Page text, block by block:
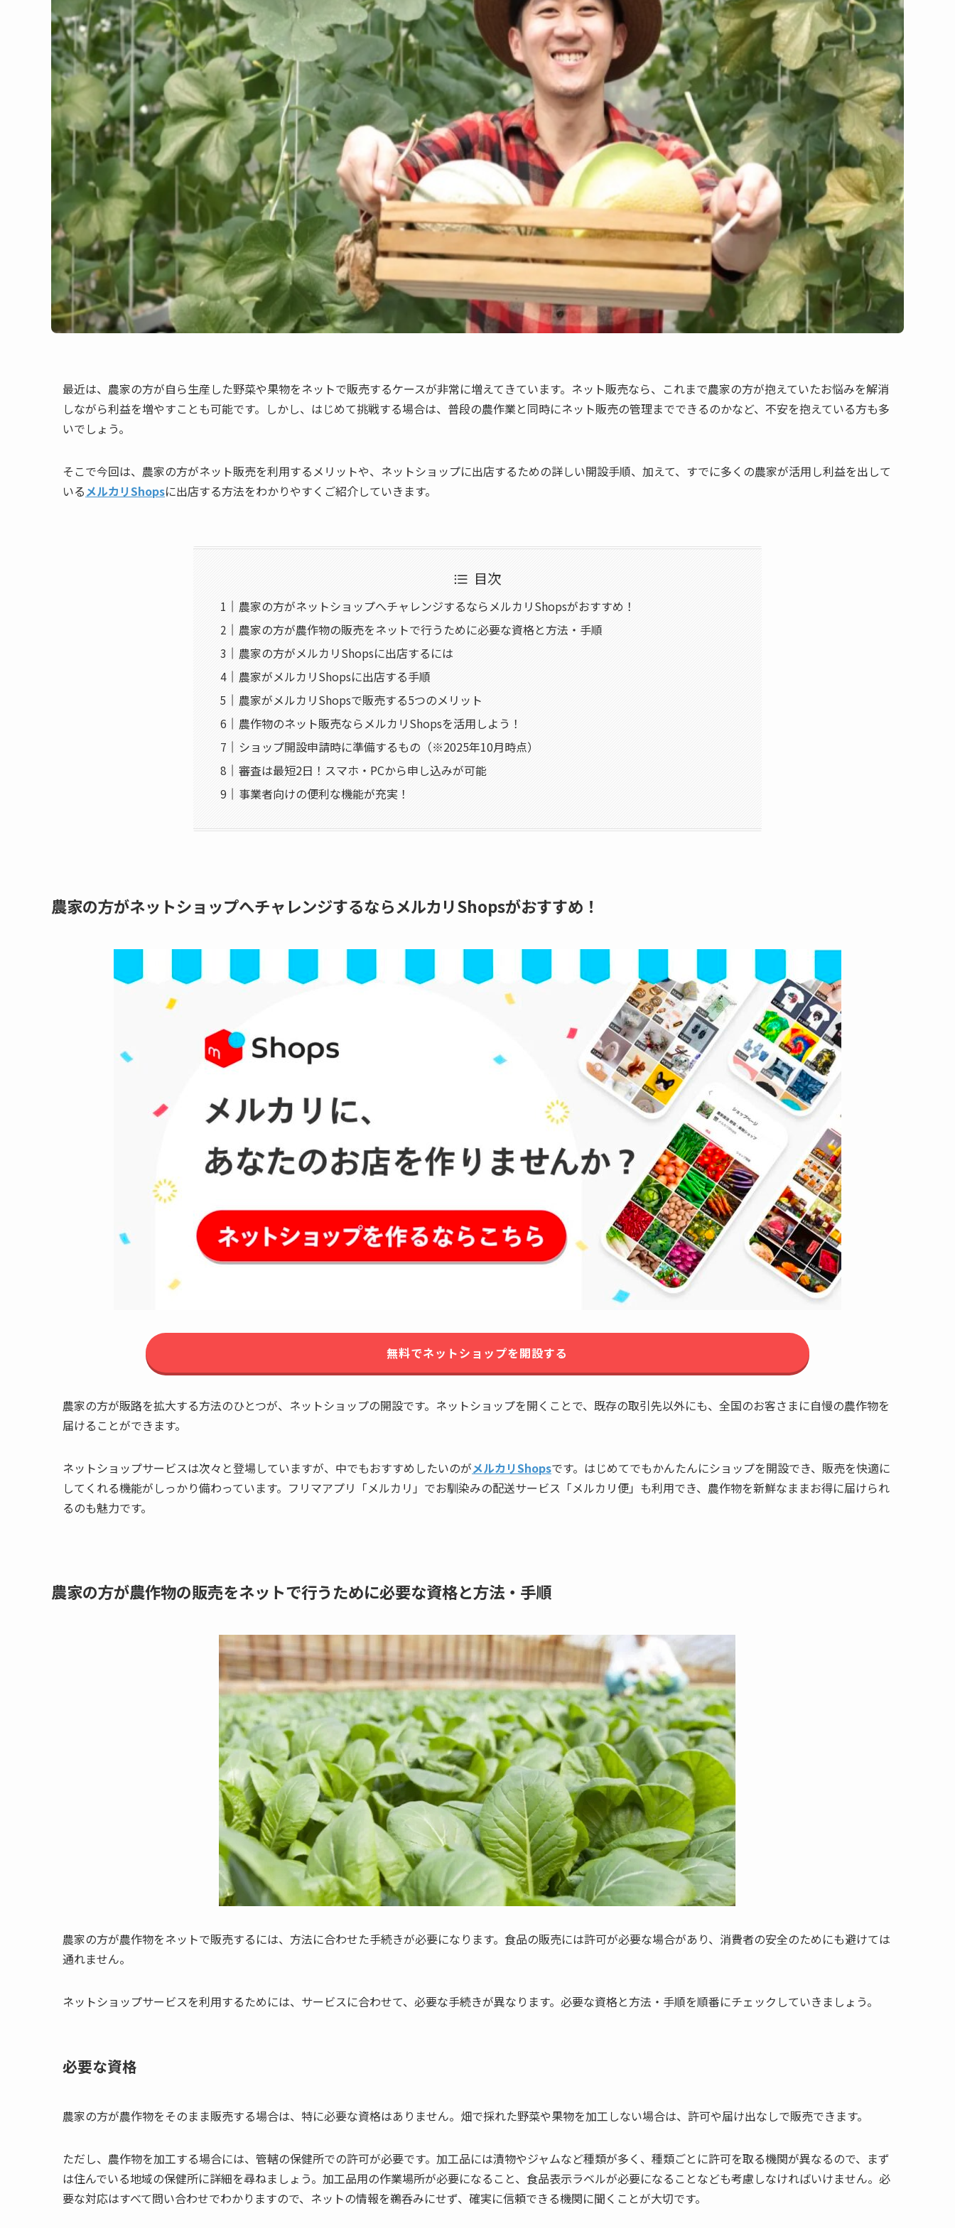
最近は、農家の方が自ら生産した野菜や果物をネットで販売するケースが非常に増えてきています。ネット販売なら、これまで農家の方が抱えていたお悩みを解消
しながら利益を増やすことも可能です。しかし、はじめて挑戦する場合は、普段の農作業と同時にネット販売の管理までできるのかなど、不安を抱えている方も多
いでしょう。
そこで今回は、農家の方がネット販売を利用するメリットや、ネットショップに出店するための詳しい開設手順、加えて、すでに多くの農家が活用し利益を出して
いるメルカリShopsに出店する方法をわかりやすくご紹介していきます。
目次
農家の方がネットショップへチャレンジするならメルカリShopsがおすすめ！
農家の方が農作物の販売をネットで行うために必要な資格と方法・手順
農家の方がメルカリShopsに出店するには
農家がメルカリShopsに出店する手順
農家がメルカリShopsで販売する5つのメリット
農作物のネット販売ならメルカリShopsを活用しよう！
ショップ開設申請時に準備するもの（※2025年10月時点）
審査は最短2日！スマホ・PCから申し込みが可能
事業者向けの便利な機能が充実！
農家の方がネットショップへチャレンジするならメルカリShopsがおすすめ！
無料でネットショップを開設する
農家の方が販路を拡大する方法のひとつが、ネットショップの開設です。ネットショップを開くことで、既存の取引先以外にも、全国のお客さまに自慢の農作物を
届けることができます。
ネットショップサービスは次々と登場していますが、中でもおすすめしたいのがメルカリShopsです。はじめてでもかんたんにショップを開設でき、販売を快適に
してくれる機能がしっかり備わっています。フリマアプリ「メルカリ」でお馴染みの配送サービス「メルカリ便」も利用でき、農作物を新鮮なままお得に届けられ
るのも魅力です。
農家の方が農作物の販売をネットで行うために必要な資格と方法・手順
農家の方が農作物をネットで販売するには、方法に合わせた手続きが必要になります。食品の販売には許可が必要な場合があり、消費者の安全のためにも避けては
通れません。
ネットショップサービスを利用するためには、サービスに合わせて、必要な手続きが異なります。必要な資格と方法・手順を順番にチェックしていきましょう。
必要な資格
農家の方が農作物をそのまま販売する場合は、特に必要な資格はありません。畑で採れた野菜や果物を加工しない場合は、許可や届け出なしで販売できます。
ただし、農作物を加工する場合には、管轄の保健所での許可が必要です。加工品には漬物やジャムなど種類が多く、種類ごとに許可を取る機関が異なるので、まず
は住んでいる地域の保健所に詳細を尋ねましょう。加工品用の作業場所が必要になること、食品表示ラベルが必要になることなども考慮しなければいけません。必
要な対応はすべて問い合わせでわかりますので、ネットの情報を鵜呑みにせず、確実に信頼できる機関に聞くことが大切です。